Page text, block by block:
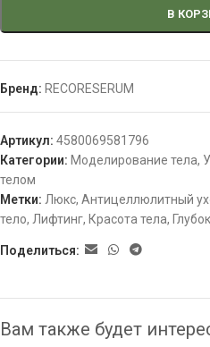
В
Бренд: RECORESERUM
Артикул: 4580069581796
Категории: Моделирование тела,
телом
Метки: Люкс, Антицеллюлитный
тело, Лифтинг, Красота тела,
Поделиться:
Вам также будет